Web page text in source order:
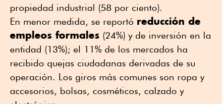
propiedad industrial (58 por ciento).
En menor medida, se reportó reducción de
empleos formales (24%) y de inversión en la
entidad (13%); el 11% de los mercados ha
recibido quejas ciudadanas derivadas de su
operación. Los giros más comunes son ropa y
accesorios, bolsas, cosméticos, calzado y